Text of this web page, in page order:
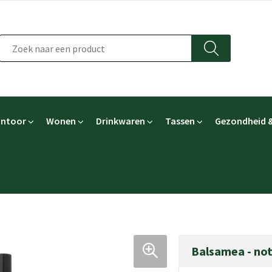
Wonen Drinkwaren Tassen Gezondheid
Balsamea -